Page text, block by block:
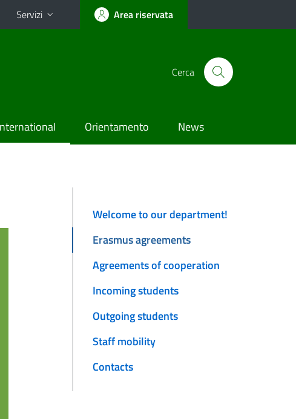
Servizi Area riservata
Cerca
Orientamento News
Welcome to our department!
Erasmus agreements
Agreements of cooperation
Incoming students
Outgoing students
Staff mobility
Contacts